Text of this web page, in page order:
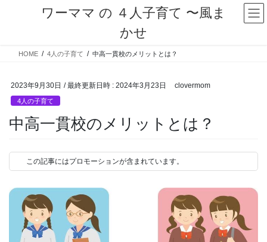
ワーママ の ４人子育て 〜風ま
かせ
HOME 4人の子育て 中高一貫校のメリットとは？
2023年9月30日 / 最終更新日時 : 2024年3月23日 clovermom
4人の子育て
中高一貫校のメリットとは？
この記事にはプロモーションが含まれています。